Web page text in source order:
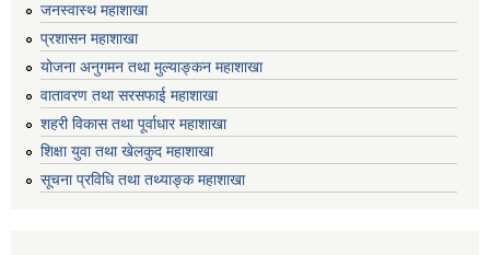
जनस्वास्थ महाशाखा
प्रशासन महाशाखा
योजना अनुगमन तथा मुल्याङ्कन महाशाखा
वातावरण तथा सरसफाई महाशाखा
शहरी विकास तथा पूर्वाधार महाशाखा
शिक्षा युवा तथा खेलकुद महाशाखा
सूचना प्रविधि तथा तथ्याङ्क महाशाखा